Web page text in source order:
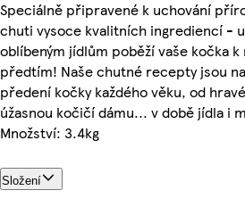
Speciálně připravené k uchování
chuti vysoce kvalitních ingrediencí -
oblíbeným jídlům poběží vaše kočka
předtím! Naše chutné recepty jsou
předení kočky každého věku, od
úžasnou kočičí dámu... v době jídla i
Množství: 3.4kg
Složení